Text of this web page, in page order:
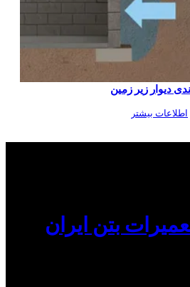
دیوار زیر زمین
اطلاعات بیشتر
بتن ایران